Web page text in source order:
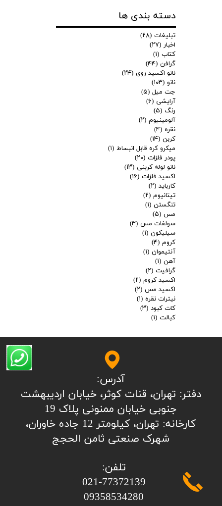
دسته بندی ها
تبلیغات (۲۸)
اخبار (۲۷)
کتاب (۱)
گرافن (۴۴)
نانو اکسید روی (۲۴)
نانو (۱۰۳)
جت میل (۵)
آرایشی (۶)
رنگ (۵)
آلومینیوم (۲)
نقره (۴)
کربن (۱۴)
میکرو کره قابل انبساط (۱)
پودر فلزات (۲۰)
نانو لوله کربنی (۱۳)
اکسید فلزات (۱۶)
کارباید (۲)
تیتانیوم (۲)
تنگستن (۱)
مس (۵)
سولفات مس (۳)
سیلیکون (۱)
کروم (۴)
آنتیموان (۱)
آهن (۱)
گرافیت (۲)
اکسید کروم (۲)
اکسید مس (۲)
نیترات نقره (۱)
کات کبود (۳)
کبالت (۱)
تلفن:
​​​​​​​021-77372139
​​​​​​​09358534280
آدرس:
​​​​​​​​دفتر: تهران، قنات کوثر، خیابان اردیبهشت
جنوبی خیابان ممنونی پلاک 19
کارخانه: تهران، کیلومتر 12 جاده خاوران،
شهرک صنعتی ثامن الحجج